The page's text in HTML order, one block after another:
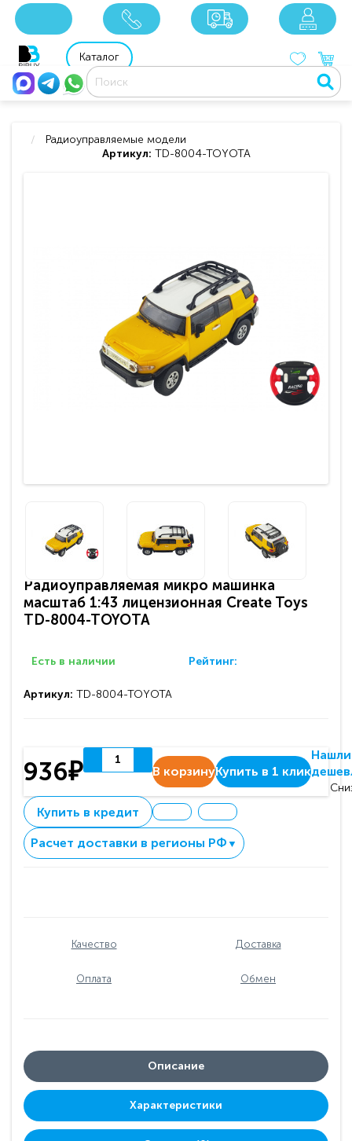
8 800 201 92 06
Каталог
Радиоуправляемые модели
Артикул: TD-8004-TOYOTA
Радиоуправляемая микро машинка
масштаб 1:43 лицензионная Create Toys
TD-8004-TOYOTA
Есть в наличии Рейтинг:
Артикул: TD-8004-TOYOTA
936₽ В корзинуКупить в 1 клик
Нашли
Купить в кредит
Расчет доставки в регионы РФ ▼
Качество Доставка
Оплата Обмен
Описание
Характеристики
xxx